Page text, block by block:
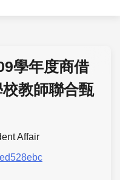
學年度商借
教師聯合甄
Affair